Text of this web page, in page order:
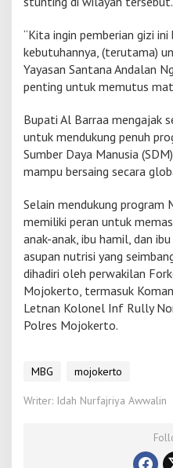
t
n
“Kita ingin pemberian gizi
kebutuhannya, (terutama)
Yayasan Santana Andalan
penting untuk memutus
Bupati Al Barraa mengajak
untuk mendukung penuh
Sumber Daya Manusia
mampu bersaing secara
Selain mendukung program
memiliki peran untuk
anak-anak, ibu hamil, dan
asupan nutrisi yang
dihadiri oleh perwakilan
Mojokerto, termasuk
Letnan Kolonel Inf Rully
Polres Mojokerto.
MBG mojokerto
Writer: Idah Nurfajriya Awwalin